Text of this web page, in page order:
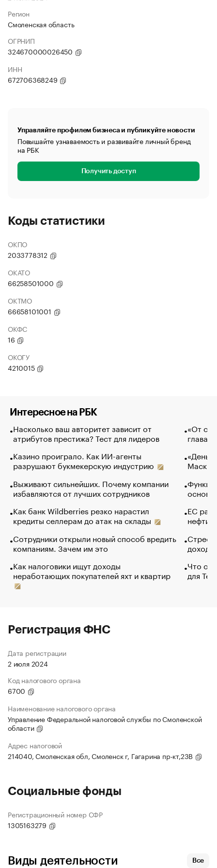
Регион
Смоленская область
ОГРНИП
324670000026450
ИНН
672706368249
Управляйте профилем бизнеса и публикуйте новости
Повышайте узнаваемость и развивайте личный бренд
на РБК
Получить доступ
Коды статистики
ОКПО
2033778312
ОКАТО
66258501000
ОКТМО
66658101001
ОКФС
16
ОКОГУ
4210015
Интересное на РБК
Насколько ваш авторитет зависит от
атрибутов престижа? Тест для лидеров
Казино проиграло. Как ИИ-агенты
разрушают букмекерскую индустрию
Выживают сильнейших. Почему компании
избавляются от лучших сотрудников
Как банк Wildberries резко нарастил
кредиты селлерам до атак на склады
Сотрудники открыли новый способ вредить
компаниям. Зачем им это
Как налоговики ищут доходы
неработающих покупателей яхт и квартир
«От
глава
Маск в
основ
ЕС
нефти
Что
для
Регистрация ФНС
Дата регистрации
2 июля 2024
Код налогового органа
6700
Наименование налогового органа
Управление Федеральной налоговой службы по Смоленской
области
Адрес налоговой
214040, Смоленская обл, Смоленск г, Гагарина пр-кт,23В
Социальные фонды
Регистрационный номер СФР
1305163279
Виды деятельности Все